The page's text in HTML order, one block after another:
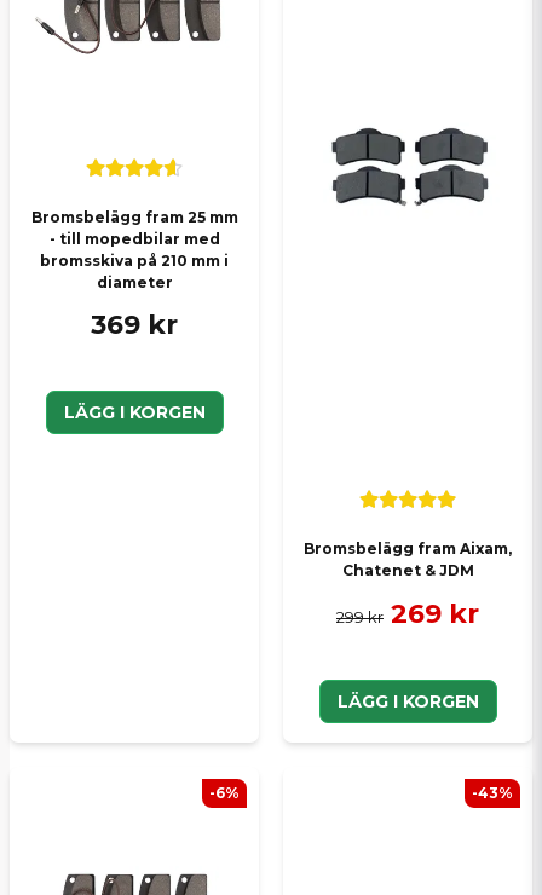
Bromsbelägg fram 25 mm
- till mopedbilar med
bromsskiva på 210 mm i
diameter
369 kr
LÄGG I KORGEN
Bromsbelägg fram Aixam,
Chatenet & JDM
299 kr 269 kr
LÄGG I KORGEN
-6% -43%